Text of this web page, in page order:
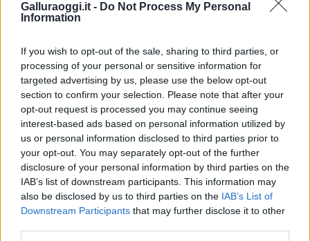
Galluraoggi.it - Do Not Process My Personal
Information
If you wish to opt-out of the sale, sharing to third parties, or
processing of your personal or sensitive information for
targeted advertising by us, please use the below opt-out
section to confirm your selection. Please note that after your
opt-out request is processed you may continue seeing
interest-based ads based on personal information utilized by
us or personal information disclosed to third parties prior to
your opt-out. You may separately opt-out of the further
disclosure of your personal information by third parties on the
IAB’s list of downstream participants. This information may
also be disclosed by us to third parties on the IAB’s List of
Downstream Participants that may further disclose it to other
Aggius conquista la classifica delle mete più
NECROLOGIE